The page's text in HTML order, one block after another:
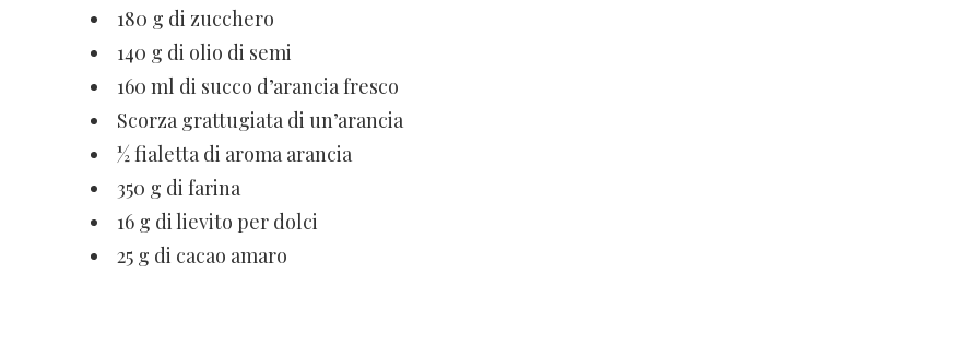
180 g di zucchero
140 g di olio di semi
160 ml di succo d’arancia fresco
Scorza grattugiata di un’arancia
½ fialetta di aroma arancia
350 g di farina
16 g di lievito per dolci
25 g di cacao amaro